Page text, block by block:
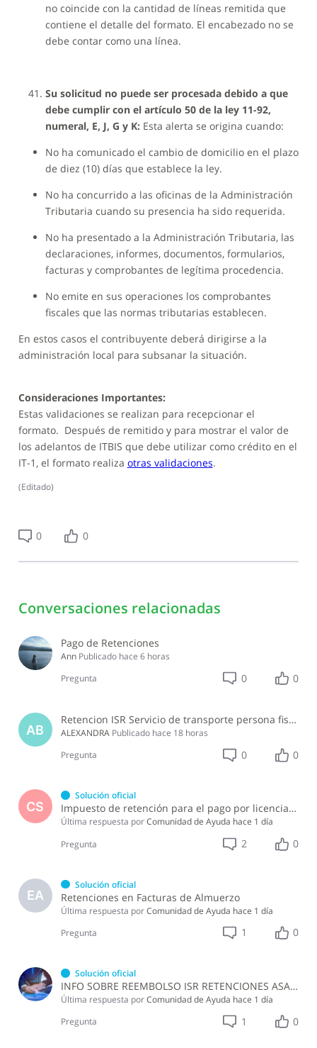
no coincide con la cantidad de líneas remitida que
contiene el detalle del formato. El encabezado no se
debe contar como una línea.
Su solicitud no puede ser procesada debido a que
debe cumplir con el artículo 50 de la ley 11-92,
numeral, E, J, G y K:Esta alerta se origina cuando:
No ha comunicado el cambio de domicilio en el plazo
de diez (10) días que establece la ley.
No ha concurrido a las oficinas de la Administración
Tributaria cuando su presencia ha sido requerida.
No ha presentado a la Administración Tributaria, las
declaraciones, informes, documentos, formularios,
facturas y comprobantes de legítima procedencia.
No emite en sus operaciones los comprobantes
fiscales que las normas tributarias establecen.
En estos casos el contribuyente deberá dirigirse a la
administración local para subsanar la situación.
Consideraciones Importantes:
Estas validaciones se realizan para recepcionar el
formato. Después de remitido y para mostrar el valor de
los adelantos de ITBIS que debe utilizar como crédito en el
IT-1, el formato realiza otras validaciones.
(Editado)
0 0
Conversaciones relacionadas
Pago de Retenciones
Ann Publicado hace 6 horas
Pregunta
0 0
AB
Retencion ISR Servicio de transporte persona fisica
ALEXANDRA Publicado hace 18 horas
Pregunta
0 0
CS
Solución oficial
Impuesto de retención para el pago por licencia de software y soporte de software ?
Última respuesta porComunidad de Ayuda hace 1 día
Pregunta
2 0
EA
Solución oficial
Retenciones en Facturas de Almuerzo
Última respuesta porComunidad de Ayuda hace 1 día
Pregunta
1 0
Solución oficial
INFO SOBRE REEMBOLSO ISR RETENCIONES ASALARIADOS
Última respuesta porComunidad de Ayuda hace 1 día
Pregunta
1 0